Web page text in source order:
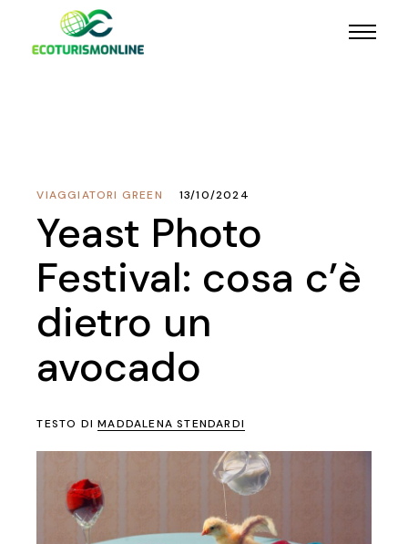
VIAGGIATORI GREEN 13/10/2024
Yeast Photo
Festival: cosa c’è
dietro un
avocado
TESTO DIMADDALENA STENDARDI